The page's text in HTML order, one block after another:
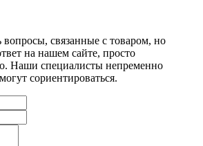
вопросы, связанные с товаром, но
на нашем сайте, просто
Наши специалисты непременно
сориентироваться.